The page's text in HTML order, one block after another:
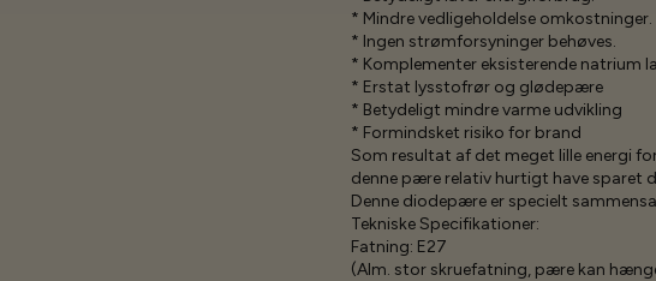
* Mindre vedligeholdelse omkostninger.
* Ingen strømforsyninger behøves.
* Komplementer eksisterende natrium
* Erstat lysstofrør og glødepære
* Betydeligt mindre varme udvikling
* Formindsket risiko for brand
Som resultat af det meget lille energi
denne pære relativ hurtigt have sparet
Denne diodepære er specielt
Tekniske Specifikationer:
Fatning: E27
(Alm. stor skruefatning, pære kan